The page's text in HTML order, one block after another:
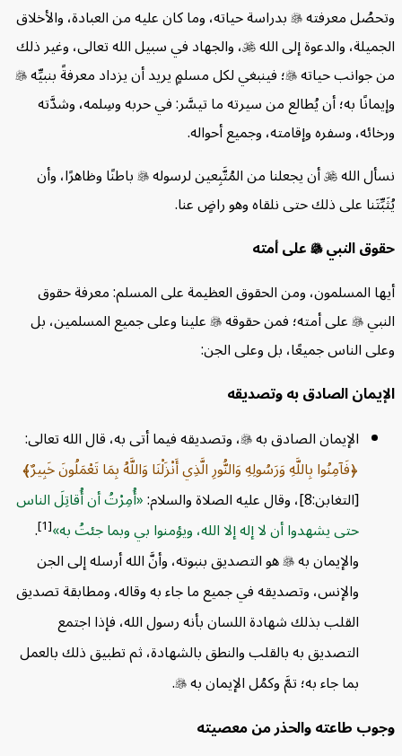
معرفتهبدراسة حياته، وما كان عليه من العبادة، والأخلاق
والدعوة إلى الله، والجهاد في سبيل الله تعالى، وغير ذلك
جوانب حياته؛ فينبغي لكل مسلمٍ يريد أن يزداد معرفةً بنبيِّه
به؛ أن يُطالع من سيرته ما تيسَّر: في حربه وسِلمه، وشدَّته
وسفره وإقامته، وجميع أحواله.
اللهأن يجعلنا من المُتَّبِعين لرسولهباطنًا وظاهرًا، وأن
على ذلك حتى نلقاه وهو راضٍ عنا.
النبيعلى أمته
المسلمون، ومن الحقوق العظيمة على المسلم: معرفة حقوق
على أمته؛ فمن حقوقهعلينا وعلى جميع المسلمين، بل
الناس جميعًا، بل وعلى الجن:
الصادق به وتصديقه
الإيمان الصادق به، وتصديقه فيما أتى به، قال الله تعالى:
فَآمِنُوا بِاللَّهِ وَرَسُولِهِ وَالنُّورِ الَّذِي أَنْزَلْنَا وَاللَّهُ بِمَا تَعْمَلُونَ خَبِيرٌ
[التغابن:8]، وقال عليه الصلاة والسلام:
أُمِرْتُ أن أُقاتِلَ الناس
حتى يشهدوا أن لا إله إلا الله، ويؤمنوا بي وبما جئتُ به [1]
.
والإيمان بههو التصديق بنبوته، وأنَّ الله أرسله إلى الجن
والإنس، وتصديقه في جميع ما جاء به وقاله، ومطابقة تصديق
القلب بذلك شهادة اللسان بأنه رسول الله، فإذا اجتمع
التصديق به بالقلب والنطق بالشهادة، ثم تطبيق ذلك بالعمل
بما جاء به؛ تمَّ وكمُل الإيمان به
.
طاعته والحذر من معصيته